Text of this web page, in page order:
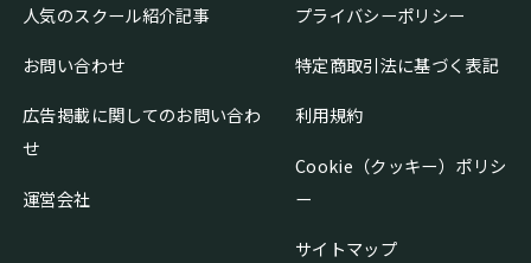
人気のスクール紹介記事
お問い合わせ
広告掲載に関してのお問い合わ
せ
運営会社
プライバシーポリシー
特定商取引法に基づく表記
利用規約
Cookie（クッキー）ポリシ
ー
サイトマップ